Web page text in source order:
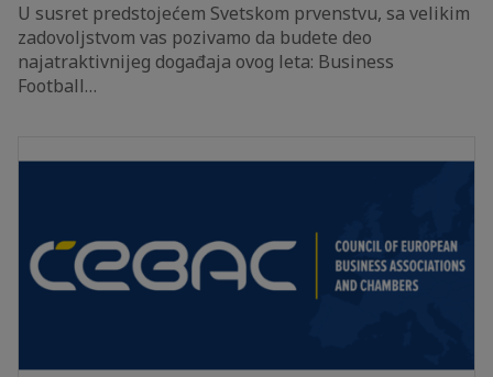
U susret predstojećem Svetskom prvenstvu, sa velikim
zadovoljstvom vas pozivamo da budete deo
najatraktivnijeg događaja ovog leta: Business
Football…